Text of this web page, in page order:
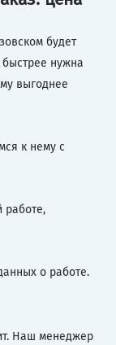
будет
нужна
выгоднее
к нему с
работе,
о работе.
Наш менеджер